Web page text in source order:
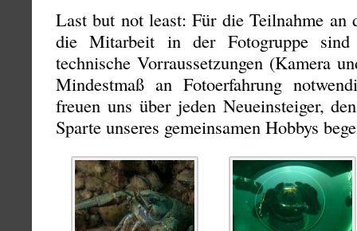
Last but not least: Für die Teilnahme an
die Mitarbeit in der Fotogruppe sind
technische Vorraussetzungen (Kamera
Mindestmaß an Fotoerfahrung
freuen uns über jeden Neueinsteiger,
Sparte unseres gemeinsamen Hobbys